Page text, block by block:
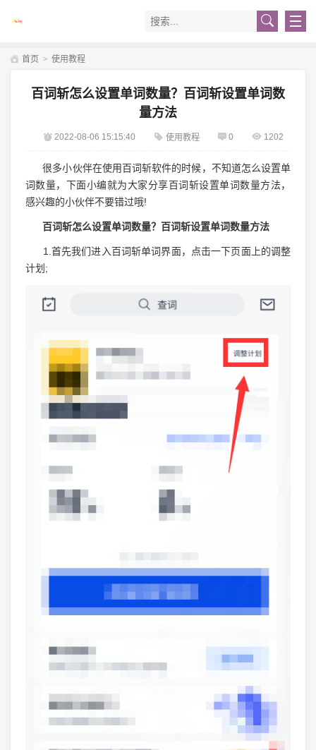
首页 > 使用教程
百词斩怎么设置单词数量？百词斩设置单词数
量方法
2022-08-06 15:15:40 使用教程 0 1202
很多小伙伴在使用百词斩软件的时候，不知道怎么设置单
词数量，下面小编就为大家分享百词斩设置单词数量方法，
感兴趣的小伙伴不要错过哦!
百词斩怎么设置单词数量？百词斩设置单词数量方法
1.首先我们进入百词斩单词界面，点击一下页面上的调整
计划;